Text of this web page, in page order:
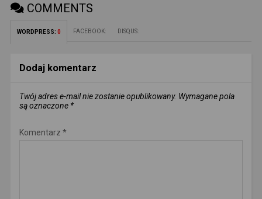
COMMENTS
WORDPRESS: 0 FACEBOOK: DISQUS:
Dodaj komentarz
Twój adres e-mail nie zostanie opublikowany. Wymagane pola
są oznaczone *
Komentarz *